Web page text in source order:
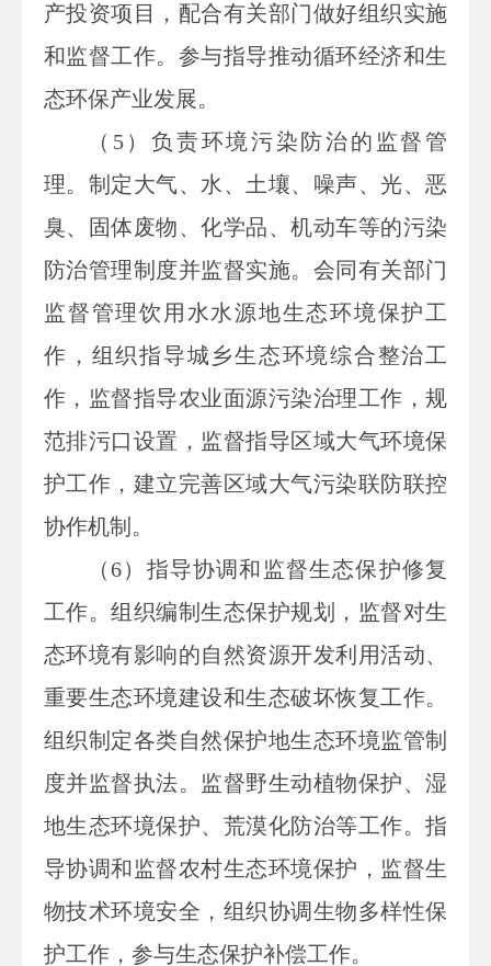
产投资项目，配合有关部门做好组织实施
和监督工作。参与指导推动循环经济和生
态环保产业发展。
（5）负责环境污染防治的监督管
理。制定大气、水、土壤、噪声、光、恶
臭、固体废物、化学品、机动车等的污染
防治管理制度并监督实施。会同有关部门
监督管理饮用水水源地生态环境保护工
作，组织指导城乡生态环境综合整治工
作，监督指导农业面源污染治理工作，规
范排污口设置，监督指导区域大气环境保
护工作，建立完善区域大气污染联防联控
协作机制。
（6）指导协调和监督生态保护修复
工作。组织编制生态保护规划，监督对生
态环境有影响的自然资源开发利用活动、
重要生态环境建设和生态破坏恢复工作。
组织制定各类自然保护地生态环境监管制
度并监督执法。监督野生动植物保护、湿
地生态环境保护、荒漠化防治等工作。指
导协调和监督农村生态环境保护，监督生
物技术环境安全，组织协调生物多样性保
护工作，参与生态保护补偿工作。